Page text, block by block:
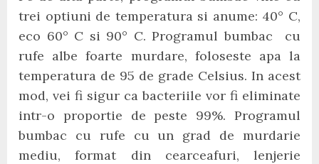
trei optiuni de temperatura si anume: 40° C,
eco 60° C si 90° C. Programul bumbac cu
rufe albe foarte murdare, foloseste apa la
temperatura de 95 de grade Celsius. In acest
mod, vei fi sigur ca bacteriile vor fi eliminate
intr-o proportie de peste 99%. Programul
bumbac cu rufe cu un grad de murdarie
mediu, format din cearceafuri, lenjerie